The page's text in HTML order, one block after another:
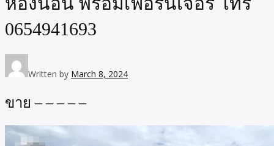
0654941693
Written by March 8, 2024
ขาย – – – – –